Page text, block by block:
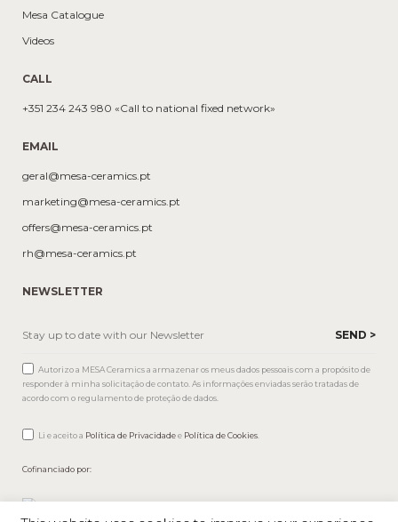
Mesa Catalogue
Videos
CALL
+351 234 243 980 «Call to national fixed network»
EMAIL
geral@mesa-ceramics.pt
marketing@mesa-ceramics.pt
offers@mesa-ceramics.pt
rh@mesa-ceramics.pt
NEWSLETTER
Autorizo a MESA Ceramics a armazenar os meus dados pessoais com a propósito de
responder à minha solicitação de contato. As informações enviadas serão tratadas de
acordo com o regulamento de proteção de dados.
Li e aceito a Política de Privacidadee Política de Cookies.
Cofinanciado por: